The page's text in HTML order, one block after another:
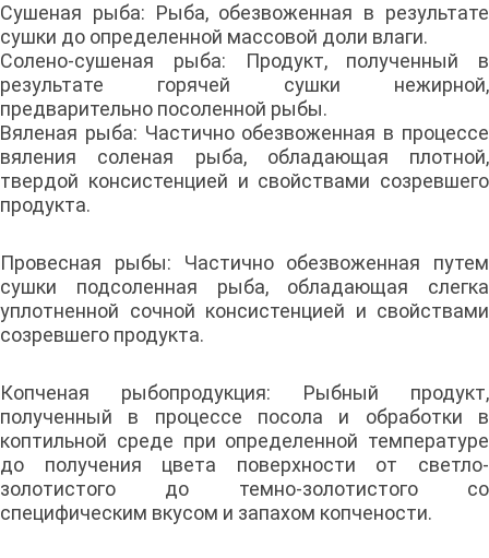
Сушеная рыба: Рыба, обезвоженная в результате
сушки до определенной массовой доли влаги.
Солено-сушеная рыба: Продукт, полученный в
результате горячей сушки нежирной,
предварительно посоленной рыбы.
Вяленая рыба: Частично обезвоженная в процессе
вяления соленая рыба, обладающая плотной,
твердой консистенцией и свойствами созревшего
продукта.
Провесная рыбы: Частично обезвоженная путем
сушки подсоленная рыба, обладающая слегка
уплотненной сочной консистенцией и свойствами
созревшего продукта.
Копченая рыбопродукция: Рыбный продукт,
полученный в процессе посола и обработки в
коптильной среде при определенной температуре
до получения цвета поверхности от светло-
золотистого до темно-золотистого со
специфическим вкусом и запахом копчености.